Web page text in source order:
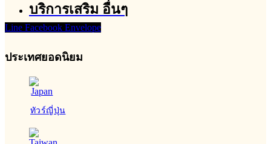
บริการเสริม อื่นๆ
Line Facebook Envelope
ประเทศยอดนิยม
ทัวร์ญี่ปุ่น